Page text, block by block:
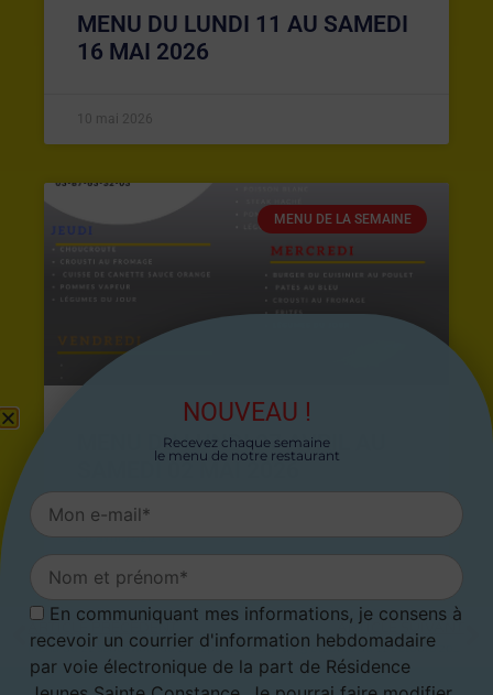
MENU DU LUNDI 11 AU SAMEDI
16 MAI 2026
10 mai 2026
MENU DE LA SEMAINE
MENU DU LUNDI 27 AVRIL AU
26 avril 2026
ARTICLE PRÉCÉDENT
Menu du 21 septembre au 27 septembre 2020
ARTICLE SUIVANT
NOUVEAU !
Recevez chaque semaine
le menu de notre restaurant
En communiquant mes informations, je consens à
recevoir un courrier d'information hebdomadaire
par voie électronique de la part de Résidence